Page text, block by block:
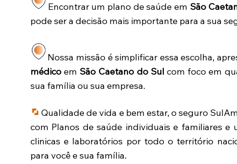
Encontrar um plano de saúde em São
pode ser a decisão mais importante para a sua
Nossa missão é simplificar essa escolha,
médico em São Caetano do Sul com foco em
sua família ou sua empresa.
Qualidade de vida e bem estar, o seguro
com Planos de saúde individuais e familiares
clinicas e laboratórios por todo o território
para você e sua família.